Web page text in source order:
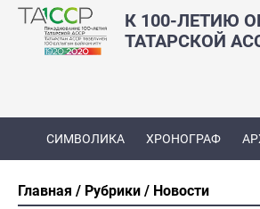
К 100-ЛЕТИЮ
ТАТАРСКОЙ
СИМВОЛИКА ХРОНОГРАФ
Главная Рубрики Новости